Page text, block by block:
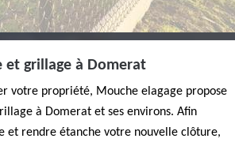
grillage à Domerat
votre propriété, Mouche elagage propose
à Domerat et ses environs. Afin
et rendre étanche votre nouvelle clôture,